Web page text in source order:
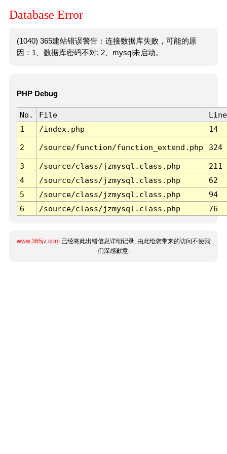
Database Error
(1040) 365建站错误警告：连接数据库失败，可能的原
因：1、数据库密码不对; 2、mysql未启动。
PHP Debug
No. File
Line
1
/index.php 14
2 /source/function/function_extend.php 324
3 /source/class/jzmysql.class.php
211
4
/source/class/jzmysql.class.php
62
5
/source/class/jzmysql.class.php
94
6
/source/class/jzmysql.class.php 76
www.365jz.com 已经将此出错信息详细记录, 由此给您带来的访问不便我
们深感歉意.